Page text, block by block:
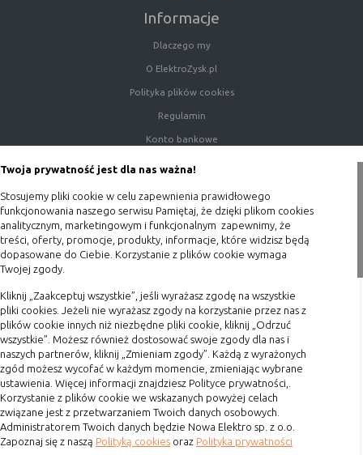
Twoja prywatność jest dla nas ważna!
Stosujemy pliki cookie w celu zapewnienia prawidłowego
funkcjonowania naszego serwisu Pamiętaj, że dzięki plikom cookies
analitycznym, marketingowym i funkcjonalnym zapewnimy, że
treści, oferty, promocje, produkty, informacje, które widzisz będą
dopasowane do Ciebie. Korzystanie z plików cookie wymaga
Twojej zgody.
Kliknij „Zaakceptuj wszystkie”, jeśli wyrażasz zgodę na wszystkie
pliki cookies. Jeżeli nie wyrażasz zgody na korzystanie przez nas z
plików cookie innych niż niezbędne pliki cookie, kliknij „Odrzuć
wszystkie”. Możesz również dostosować swoje zgody dla nas i
naszych partnerów, kliknij „Zmieniam zgody”. Każdą z wyrażonych
zgód możesz wycofać w każdym momencie, zmieniając wybrane
ustawienia. Więcej informacji znajdziesz Polityce prywatności,.
Korzystanie z plików cookie we wskazanych powyżej celach
związane jest z przetwarzaniem Twoich danych osobowych.
Administratorem Twoich danych będzie Nowa Elektro sp. z o.o.
Zapoznaj się z naszą Polityką cookies oraz Polityka prywatności
Informacje
Dlaczego my
O ElektroZysk.pl
Polityka plików cookies
Regulamin
Konto bankowe
Blog
Zakupy
Terminy realizacji
Koszty przesyłki
Dostawa
Reklamacje
Zwrot towaru
Kontakt
Szybki kontakt